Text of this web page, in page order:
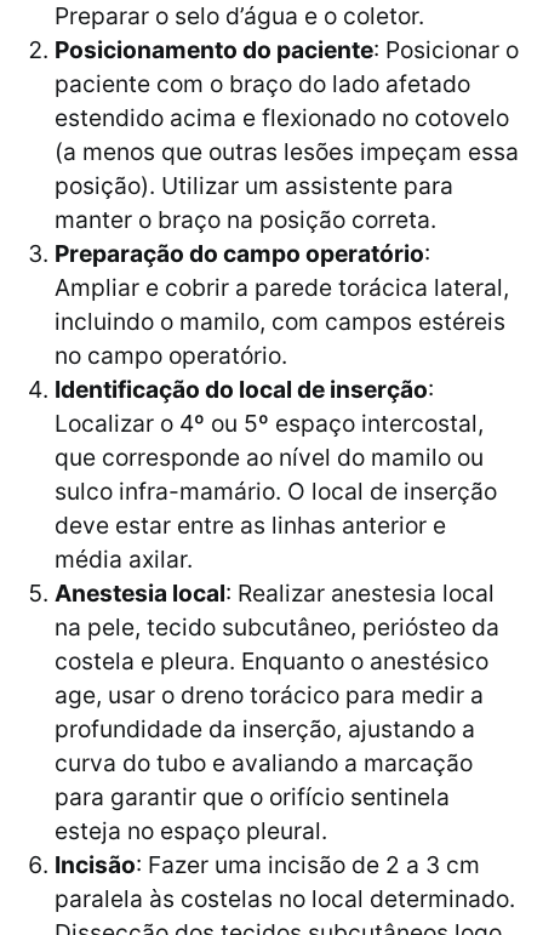
Preparar o selo d’água e o coletor.
Posicionamento do paciente: Posicionar o
paciente com o braço do lado afetado
estendido acima e flexionado no cotovelo
(a menos que outras lesões impeçam essa
posição). Utilizar um assistente para
manter o braço na posição correta.
Preparação do campo operatório:
Ampliar e cobrir a parede torácica lateral,
incluindo o mamilo, com campos estéreis
no campo operatório.
Identificação do local de inserção:
Localizar o 4º ou 5º espaço intercostal,
que corresponde ao nível do mamilo ou
sulco infra-mamário. O local de inserção
deve estar entre as linhas anterior e
média axilar.
Anestesia local: Realizar anestesia local
na pele, tecido subcutâneo, periósteo da
costela e pleura. Enquanto o anestésico
age, usar o dreno torácico para medir a
profundidade da inserção, ajustando a
curva do tubo e avaliando a marcação
para garantir que o orifício sentinela
esteja no espaço pleural.
Incisão: Fazer uma incisão de 2 a 3 cm
paralela às costelas no local determinado.